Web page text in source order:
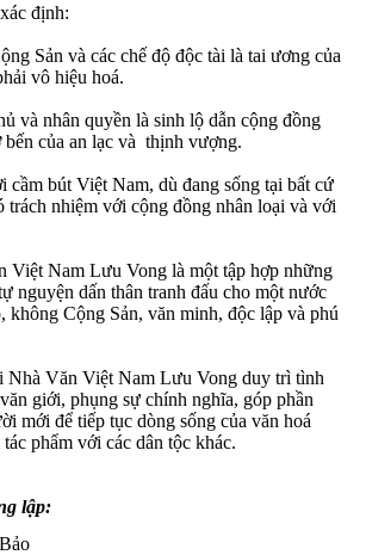
định:
ộng Sản và các chế ​​ độ ​​ độc tài là tai ương của
ải vô hiệu hoá.
ủ ​​ và nhân quyền là sinh lộ ​​ dẫn cộng đồng
​​ bến của an lạc và thịnh vượng.
i cầm bút Việt Nam, dù đang sống tại bất cứ
trách nhiệm với cộng đồng nhân loại và với
Việt ​​ Nam Lưu Vong là một tập hợp những
ự ​​ nguyện dấn thân tranh đấu cho một nước
không Cộng Sản, văn minh, độc lập và phú
i Nhà Văn Việt Nam Lưu Vong duy trì tình
giới, phụng sự chính nghĩa, góp phần
ời mới để ​​ tiếp tục dòng sống của văn hoá
tác phẩm với các dân tộc khác.
lập: